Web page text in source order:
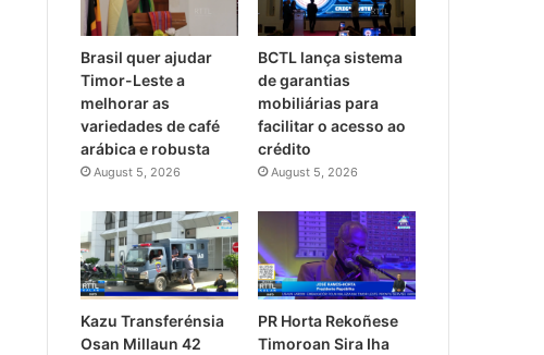
Brasil quer ajudar
Timor-Leste a
melhorar as
variedades de café
arábica e robusta
August 5, 2026
BCTL lança sistema
de garantias
mobiliárias para
facilitar o acesso ao
crédito
August 5, 2026
Kazu Transferénsia
Osan Millaun 42
PR Horta Rekoñese
Timoroan Sira Iha